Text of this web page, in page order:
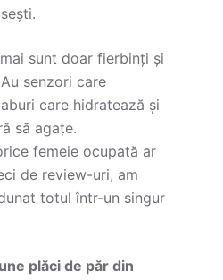
sunt doar fierbinți și
senzori care
care hidratează și
să agațe.
femeie ocupată ar
de review-uri, am
totul într-un singur
plăci de păr din